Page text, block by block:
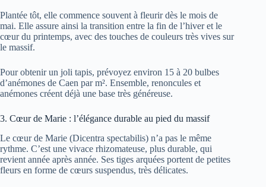
Plantée tôt, elle commence souvent à fleurir dès le mois de
mai. Elle assure ainsi la transition entre la fin de l’hiver et le
cœur du printemps, avec des touches de couleurs très vives sur
le massif.
Pour obtenir un joli tapis, prévoyez environ 15 à 20 bulbes
d’anémones de Caen par m². Ensemble, renoncules et
anémones créent déjà une base très généreuse.
3. Cœur de Marie : l’élégance durable au pied du massif
Le cœur de Marie (Dicentra spectabilis) n’a pas le même
rythme. C’est une vivace rhizomateuse, plus durable, qui
revient année après année. Ses tiges arquées portent de petites
fleurs en forme de cœurs suspendus, très délicates.